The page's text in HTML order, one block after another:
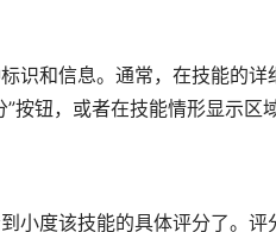
识和信息。通常，在技能的
按钮，或者在技能情形显示区
小度该技能的具体评分了。